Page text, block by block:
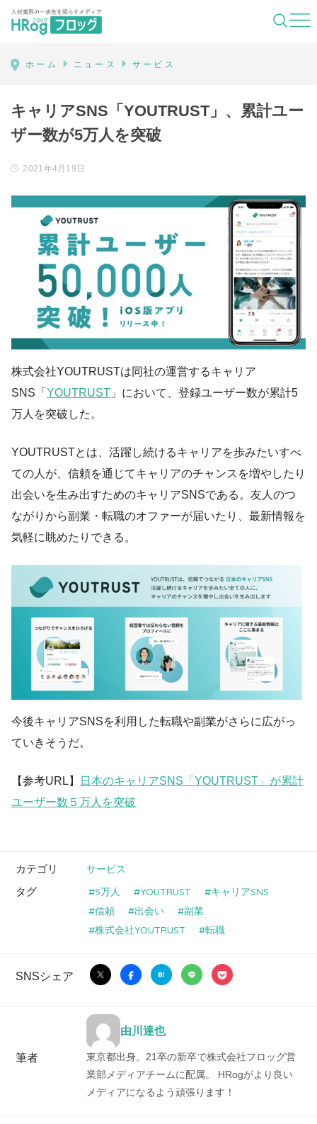
HRog | 人材業界の一歩先を照らすメディ
ホーム ニュース サービス
キャリアSNS「YOUTRUST」、累計ユー
ザー数が5万人を突破
2021年4月19日
株式会社YOUTRUSTは同社の運営するキャリア
SNS「 YOUTRUST 」において、登録ユーザー数が累計5
万人を突破した。
YOUTRUSTとは、活躍し続けるキャリアを歩みたいすべ
ての人が、信頼を通じてキャリアのチャンスを増やしたり
出会いを生み出すためのキャリアSNSである。友人のつ
ながりから副業・転職のオファーが届いたり、最新情報を
気軽に眺めたりできる。
今後キャリアSNSを利用した転職や副業がさらに広がっ
ていきそうだ。
【参考URL】
日本のキャリアSNS「YOUTRUST」が累計
ユーザー数５万人を突破
カテゴリ サービス
タグ 5万人 YOUTRUST
キャリアSNS
信頼
出会い
副業
株式会社YOUTRUST
転職
SNSシェア
筆者
由川達也
東京都出身。21卒の新卒で株式会社フロッグ営
業部メディアチームに配属。 HRogがより良い
メディアになるよう頑張ります！